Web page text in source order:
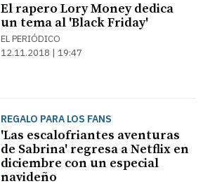
El rapero Lory Money dedica
un tema al 'Black Friday'
EL PERIÓDICO
12.11.2018 | 19:47
REGALO PARA LOS FANS
'Las escalofriantes aventuras
de Sabrina' regresa a Netflix en
diciembre con un especial
navideño